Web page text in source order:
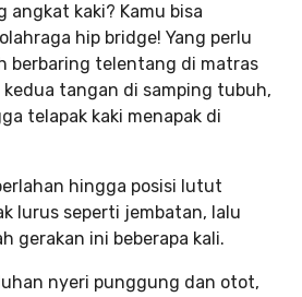
angkat kaki? Kamu bisa
hip bridge! Yang perlu
berbaring telentang di matras
tangan di samping tubuh,
telapak kaki menapak di
hingga posisi lutut
lurus seperti jembatan, lalu
gerakan ini beberapa kali.
nyeri punggung dan otot,